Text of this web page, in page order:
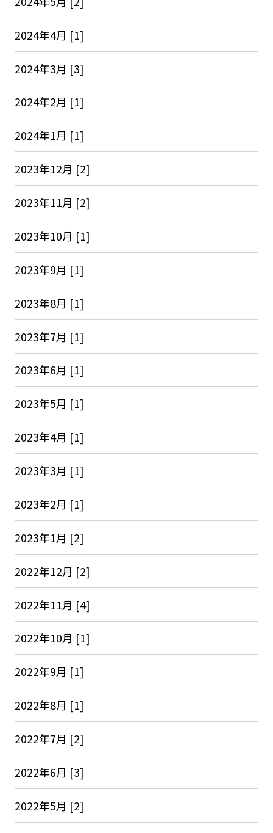
2024年4月 [1]
2024年3月 [3]
2024年2月 [1]
2024年1月 [1]
2023年12月 [2]
2023年11月 [2]
2023年10月 [1]
2023年9月 [1]
2023年8月 [1]
2023年7月 [1]
2023年6月 [1]
2023年5月 [1]
2023年4月 [1]
2023年3月 [1]
2023年2月 [1]
2023年1月 [2]
2022年12月 [2]
2022年11月 [4]
2022年10月 [1]
2022年9月 [1]
2022年8月 [1]
2022年7月 [2]
2022年6月 [3]
2022年5月 [2]